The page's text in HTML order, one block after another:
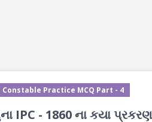
Practice MCQ Part - 4
IPC - 1860 ના કયા